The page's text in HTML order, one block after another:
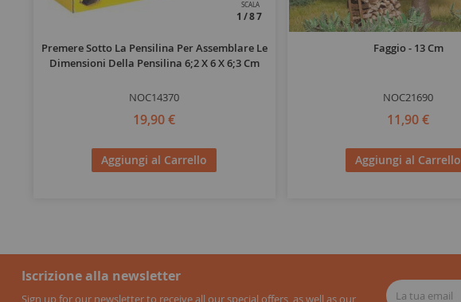
SCALA
1/87
Premere Sotto La Pensilina Per Assemblare Le
Dimensioni Della Pensilina 6;2 X 6 X 6;3 Cm
NOC14370
19,90 €
Aggiungi al Carrello
Faggio - 13 Cm
NOC21690
11,90 €
Aggiungi al Carrello
Iscrizione alla newsletter
Sign up for our newsletter to receive all our special offers, as well as our